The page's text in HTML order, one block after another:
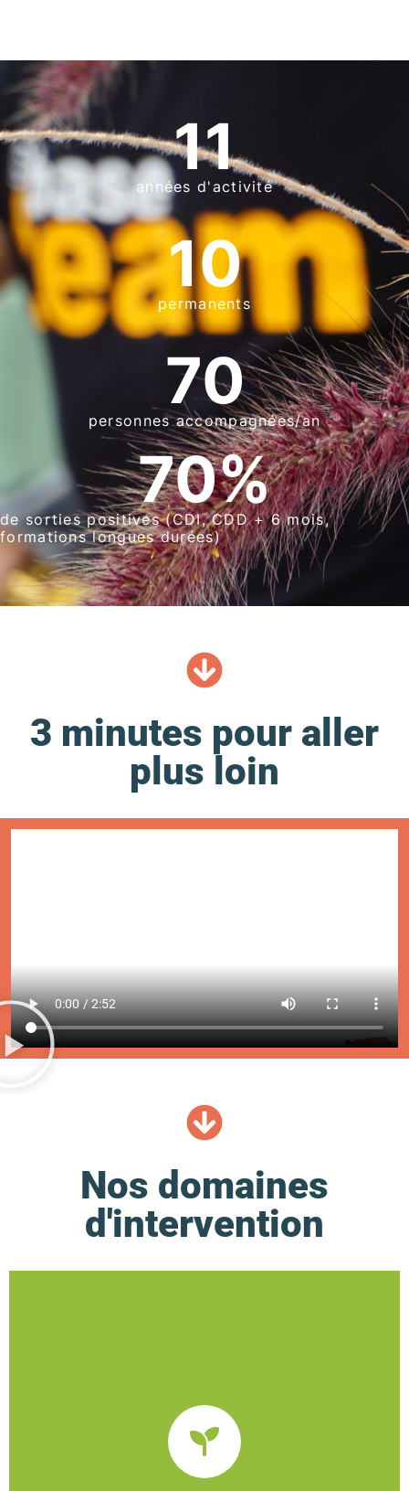
années d'activité
11
permanents
10
personnes accompagnées/an
70
de sorties positives (CDI, CDD + 6 mois,
formations longues durées)
70%
3 minutes pour aller
plus loin
Nos domaines
d'intervention
paysager, l’association BASE propose et réalise
des interventions à la demande des entreprises et
collectivités locales.